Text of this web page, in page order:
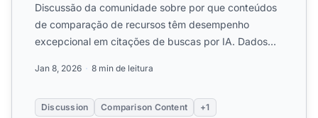
Discussão da comunidade sobre por que conteúdos
de comparação de recursos têm desempenho
excepcional em citações de buscas por IA. Dados
Jan 8, 2026 8 min de leitura
Discussion Comparison Content +1